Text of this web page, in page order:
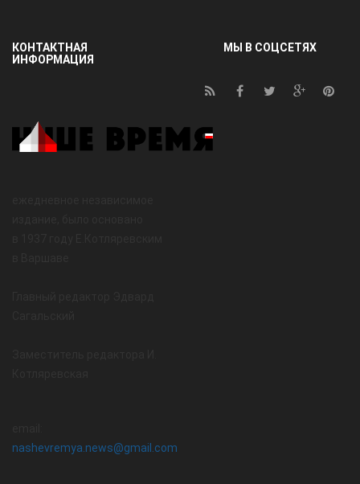
КОНТАКТНАЯ
ИНФОРМАЦИЯ
nashevremya.news@gmail.com
МЫ В СОЦСЕТЯХ